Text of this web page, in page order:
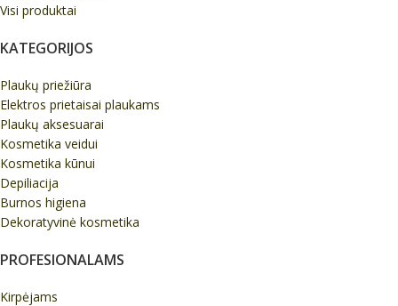
Visi produktai
KATEGORIJOS
Plaukų priežiūra
Elektros prietaisai plaukams
Plaukų aksesuarai
Kosmetika veidui
Kosmetika kūnui
Depiliacija
Burnos higiena
Dekoratyvinė kosmetika
PROFESIONALAMS
Kirpėjams